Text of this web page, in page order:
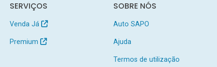
SERVIÇOS
Venda Já
Premium
SOBRE NÓS
Auto SAPO
Ajuda
Termos de utilização